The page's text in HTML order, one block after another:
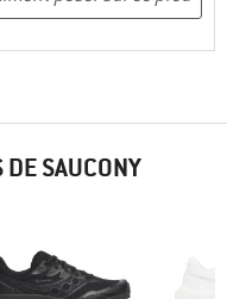
SAUCONY